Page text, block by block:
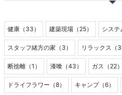
健康（33） 建築現場（25） システ
スタッフ緒方の家（3） リラックス（
断捨離（1） 漆喰（43） ガス（22）
ドライフラワー（8） キャンプ（6）